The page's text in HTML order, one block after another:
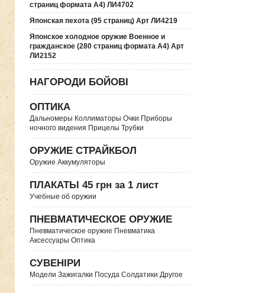
страниц формата А4) ЛИ4702
Японская пехота (95 страниц) Арт ЛИ4219
Японское холодное оружие Военное и
гражданское (280 страниц формата А4) Арт
ЛИ2152
НАГОРОДИ БОЙОВІ
ОПТИКА
Дальномеры Коллиматоры Очки Приборы
ночного видения Прицелы Трубки
ОРУЖИЕ СТРАЙКБОЛ
Оружие Аккумуляторы
ПЛАКАТЫ 45 грн за 1 лист
Учебные об оружии
ПНЕВМАТИЧЕСКОЕ ОРУЖИЕ
Пневматическое оружие Пневматика
Аксессуары Оптика
СУВЕНІРИ
Модели Зажигалки Посуда Солдатики Другое